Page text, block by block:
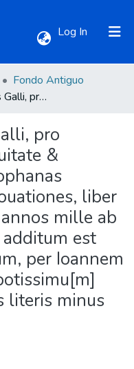
Log In (current)
Fondo Antiguo
Vincentij Lirinensis Galli, pro Catholicæ fidei antiquitate & veritate, aduersus prophanas omnium hæreseon nouationes, liber elegantissimus, ante annos mille ab authore conscriptus / additum est breue commentariolum, per Ioannem Costerium in eorum potissimu[m] gratiam, qui in diuinis literis minus exercitati sunt.
pro
&
liber
mille ab
est
per Ioannem
literis minus